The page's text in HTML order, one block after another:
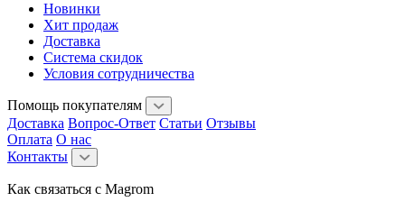
Новинки
Хит продаж
Доставка
Система скидок
Условия сотрудничества
Помощь покупателям
Доставка Вопрос-Ответ Статьи Отзывы
Оплата О нас
Контакты
Как связаться с Magrom